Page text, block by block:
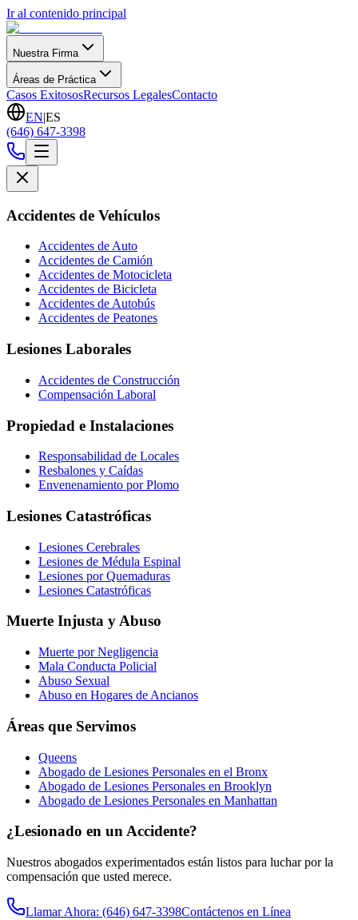
Ir al contenido principal
Nuestra Firma
Áreas de Práctica
Casos ExitososRecursos LegalesContacto
EN|ES
(646) 647-3398
Accidentes de Vehículos
Accidentes de Auto
Accidentes de Camión
Accidentes de Motocicleta
Accidentes de Bicicleta
Accidentes de Autobús
Accidentes de Peatones
Lesiones Laborales
Accidentes de Construcción
Compensación Laboral
Propiedad e Instalaciones
Responsabilidad de Locales
Resbalones y Caídas
Envenenamiento por Plomo
Lesiones Catastróficas
Lesiones Cerebrales
Lesiones de Médula Espinal
Lesiones por Quemaduras
Lesiones Catastróficas
Muerte Injusta y Abuso
Muerte por Negligencia
Mala Conducta Policial
Abuso Sexual
Abuso en Hogares de Ancianos
Áreas que Servimos
Queens
Abogado de Lesiones Personales en el Bronx
Abogado de Lesiones Personales en Brooklyn
Abogado de Lesiones Personales en Manhattan
¿Lesionado en un Accidente?
Nuestros abogados experimentados están listos para luchar por la
compensación que usted merece.
Llamar Ahora: (646) 647-3398Contáctenos en Línea